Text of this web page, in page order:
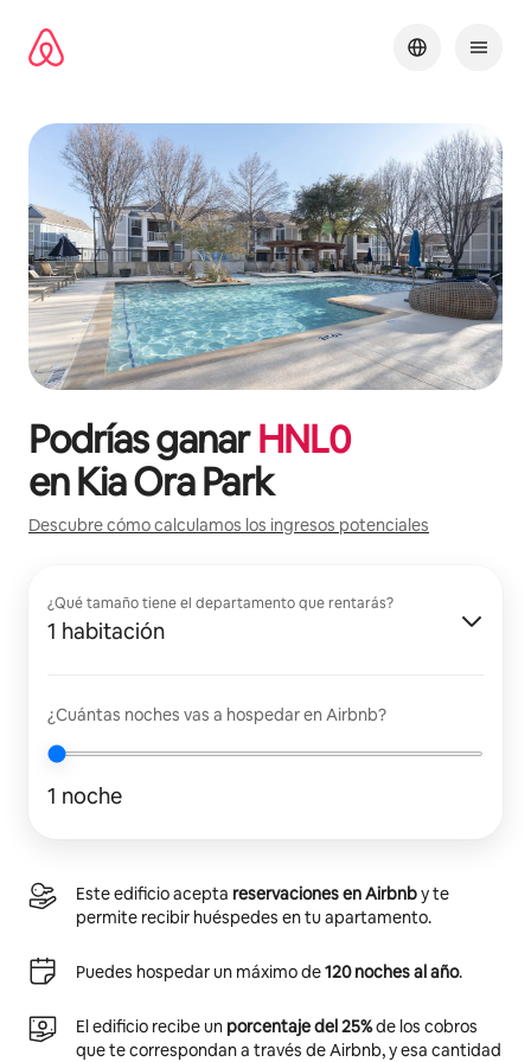
contenido
Podrías ganarHNL0
enKia Ora Park
Descubre cómo calculamos los ingresos potenciales
¿Qué tamaño tiene el departamento que rentarás?
1 habitación
¿Cuántas noches vas a hospedar en Airbnb?
1 noche
Este edificio acepta reservaciones en Airbnby te
permite recibir huéspedes en tu apartamento.
Puedes hospedar un máximo de120 noches al año.
El edificio recibe un porcentaje del 25%de los cobros
que te correspondan a través de Airbnb, y esa cantidad